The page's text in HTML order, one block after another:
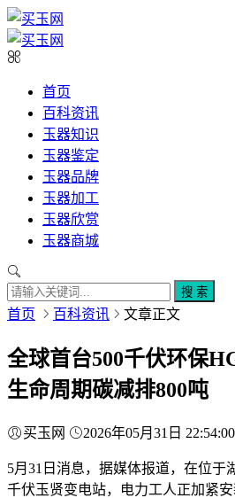
首页
百科资讯
玉器知识
玉器鉴定
玉器品牌
玉器加工
玉器欣赏
玉器商城
搜 索
首页 百科资讯 文章正文
全球首台500千伏环保
生命周期碳减排800吨
买玉网 2026年05月31日 22:54:00
5月31日消息，据媒体报道，在位于
千伏玉贤变电站，电力工人正加紧